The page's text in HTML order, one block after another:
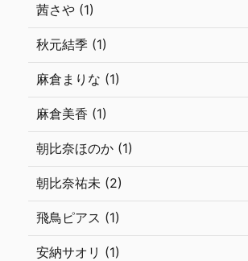
茜さや (1)
秋元結季 (1)
麻倉まりな (1)
麻倉美香 (1)
朝比奈ほのか (1)
朝比奈祐未 (2)
飛鳥ピアス (1)
安納サオリ (1)